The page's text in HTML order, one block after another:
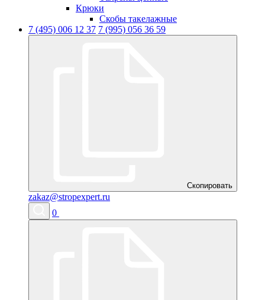
Крюки
Скобы такелажные
7 (495) 006 12 37 7 (995) 056 36 59
Скопировать
zakaz@stropexpert.ru
0